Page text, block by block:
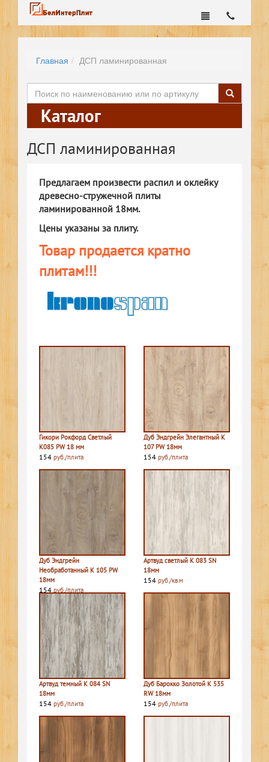
Главная ДСП ламинированная
Каталог
ДСП ламинированная
Предлагаем произвести распил и оклейку
древесно-стружечной плиты
ламинированной 18мм.
Цены указаны за плиту.
Товар продается кратно
плитам!!!
Гикори Рокфорд Светлый
K085 PW 18 мм
154 руб./плита
Дуб Эндгрейн Элегантный K
107 PW 18мм
154 руб./плита
Дуб Эндгрейн
Необработанный K 105 PW
18мм
154 руб./плита
Артвуд светлый K 083 SN
18мм
154 руб./кв.м
Артвуд темный K 084 SN
18мм
154 руб./плита
Дуб Барокко Золотой K 535
RW 18мм
154 руб./плита